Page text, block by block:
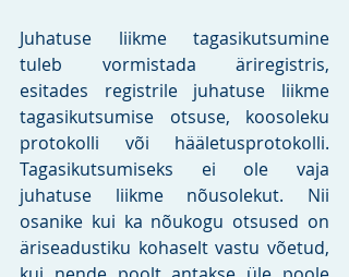
Juhatuse liikme tagasikutsumine
tuleb vormistada äriregistris,
esitades registrile juhatuse liikme
tagasikutsumise otsuse, koosoleku
protokolli või hääletusprotokolli.
Tagasikutsumiseks ei ole vaja
juhatuse liikme nõusolekut. Nii
osanike kui ka nõukogu otsused on
äriseadustiku kohaselt vastu võetud,